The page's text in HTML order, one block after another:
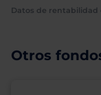
Datos de rentabilidad
Otros